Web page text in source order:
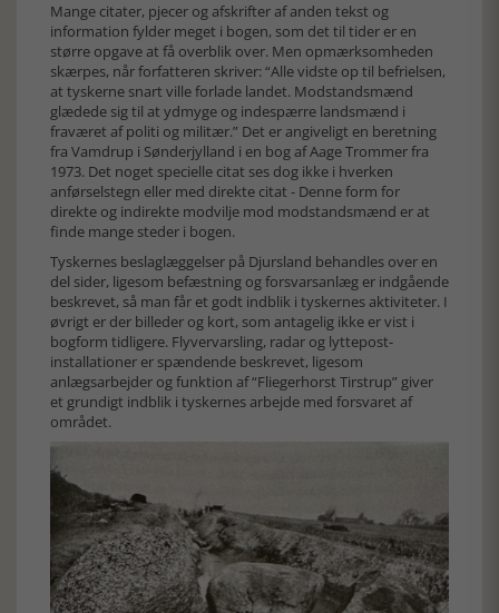
Mange citater, pjecer og afskrifter af anden tekst og
information fylder meget i bogen, som det til tider er en
større opgave at få overblik over. Men opmærksomheden
skærpes, når forfatteren skriver: “Alle vidste op til befrielsen,
at tyskerne snart ville forlade landet. Modstandsmænd
glædede sig til at ydmyge og indespærre landsmænd i
fraværet af politi og militær.” Det er angiveligt en beretning
fra Vamdrup i Sønderjylland i en bog af Aage Trommer fra
1973. Det noget specielle citat ses dog ikke i hverken
anførselstegn eller med direkte citat - Denne form for
direkte og indirekte modvilje mod modstandsmænd er at
finde mange steder i bogen.
Tyskernes beslaglæggelser på Djursland behandles over en
del sider, ligesom befæstning og forsvarsanlæg er indgående
beskrevet, så man får et godt indblik i tyskernes aktiviteter. I
øvrigt er der billeder og kort, som antagelig ikke er vist i
bogform tidligere. Flyvervarsling, radar og lyttepost-
installationer er spændende beskrevet, ligesom
anlægsarbejder og funktion af “Fliegerhorst Tirstrup” giver
et grundigt indblik i tyskernes arbejde med forsvaret af
området.